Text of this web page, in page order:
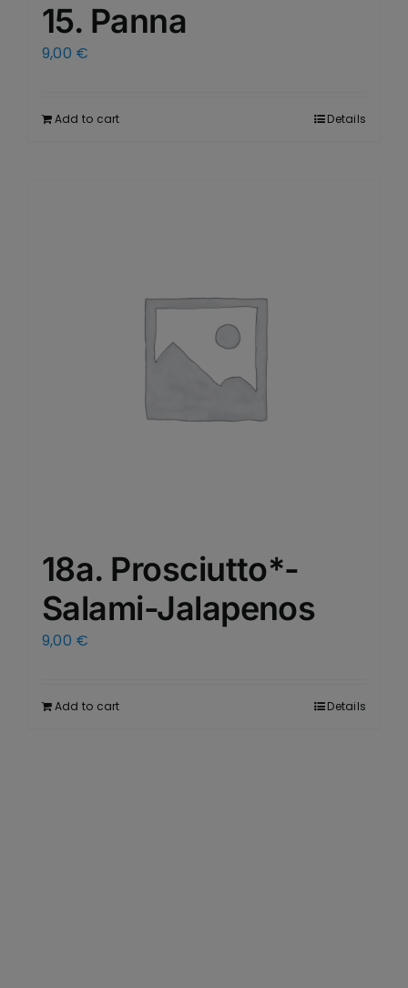
15. Panna
9,00 €
Add to cart Details
18a. Prosciutto*-
Salami-Jalapenos
9,00 €
Add to cart Details